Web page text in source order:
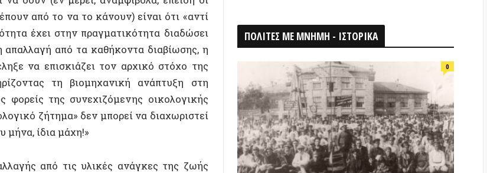
από τις υλικές ανάγκες της ζωής
(«οι εργατικές τάξεις δεν ήθελαν
την υπερβολική εργασία που τους
), τις ιθαγενείς και φυλετικές
να επιδιώκουν ένα άλλο είδος
από τα καθήκοντα της καθημερινής
σε όλη την ιστορία, αυτοί οι
και του δικαιώματος στη γη»,
14 ΑΠΡΙΛΊΟΥ 2026
Η Αυτόνομη Αποικία «Κουζμπάς» της IWW στη
Σοβιετική Ένωση (1922-1926): ένα πείραμα
αυτονομίας & αλληλεγγύης που κατεστάλει
ΒΙΝΤΕΟΘΗΚΗ
18 ΑΠΡΙΛΊΟΥ 2026